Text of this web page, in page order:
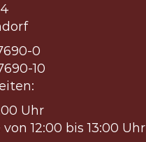
0
10
Uhr
12:00 bis 13:00 Uhr